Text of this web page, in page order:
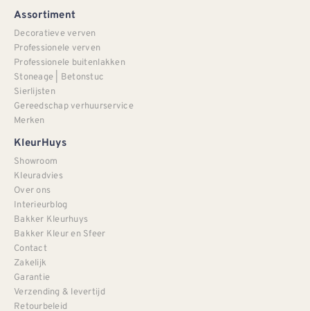
Assortiment
Decoratieve verven
Professionele verven
Professionele buitenlakken
Stoneage | Betonstuc
Sierlijsten
Gereedschap verhuurservice
Merken
KleurHuys
Showroom
Kleuradvies
Over ons
Interieurblog
Bakker Kleurhuys
Bakker Kleur en Sfeer
Contact
Zakelijk
Garantie
Verzending & levertijd
Retourbeleid